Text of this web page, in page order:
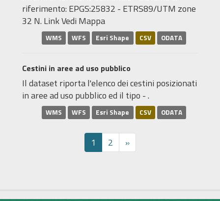
riferimento: EPGS:25832 - ETRS89/UTM zone
32 N. Link Vedi Mappa
WMS WFS Esri Shape CSV ODATA
Cestini in aree ad uso pubblico
Il dataset riporta l'elenco dei cestini posizionati
in aree ad uso pubblico ed il tipo - .
WMS WFS Esri Shape CSV ODATA
1 2 »